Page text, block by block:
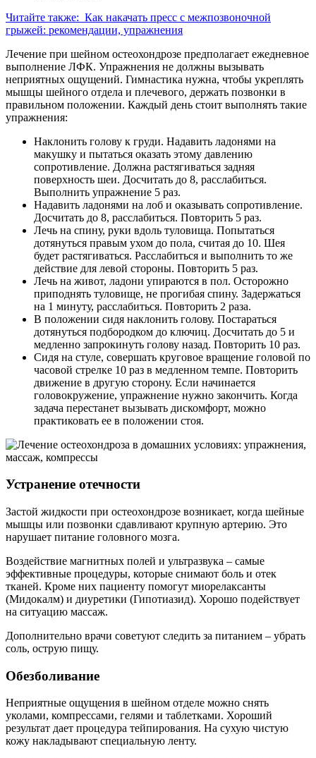
Читайте также: Как накачать пресс с межпозвоночной
грыжей: рекомендации, упражнения
Лечение при шейном остеохондрозе предполагает ежедневное
выполнение ЛФК. Упражнения не должны вызывать
неприятных ощущений. Гимнастика нужна, чтобы укреплять
мышцы шейного отдела и плечевого, держать позвонки в
правильном положении. Каждый день стоит выполнять такие
упражнения:
Наклонить голову к груди. Надавить ладонями на
макушку и пытаться оказать этому давлению
сопротивление. Должна растягиваться задняя
поверхность шеи. Досчитать до 8, расслабиться.
Выполнить упражнение 5 раз.
Надавить ладонями на лоб и оказывать сопротивление.
Досчитать до 8, расслабиться. Повторить 5 раз.
Лечь на спину, руки вдоль туловища. Попытаться
дотянуться правым ухом до пола, считая до 10. Шея
будет растягиваться. Расслабиться и выполнить то же
действие для левой стороны. Повторить 5 раз.
Лечь на живот, ладони упираются в пол. Осторожно
приподнять туловище, не прогибая спину. Задержаться
на 1 минуту, расслабиться. Повторить 2 раза.
В положении сидя наклонить голову. Постараться
дотянуться подбородком до ключиц. Досчитать до 5 и
медленно запрокинуть голову назад. Повторить 10 раз.
Сидя на стуле, совершать круговое вращение головой по
часовой стрелке 10 раз в медленном темпе. Повторить
движение в другую сторону. Если начинается
головокружение, упражнение нужно закончить. Когда
задача перестанет вызывать дискомфорт, можно
практиковать ее в положении стоя.
Устранение отечности
Застой жидкости при остеохондрозе возникает, когда шейные
мышцы или позвонки сдавливают крупную артерию. Это
нарушает питание головного мозга.
Воздействие магнитных полей и ультразвука – самые
эффективные процедуры, которые снимают боль и отек
тканей. Кроме них пациенту помогут миорелаксанты
(Мидокалм) и диуретики (Гипотиазид). Хорошо подействует
на ситуацию массаж.
Дополнительно врачи советуют следить за питанием – убрать
соль, острую пищу.
Обезболивание
Неприятные ощущения в шейном отделе можно снять
уколами, компрессами, гелями и таблетками. Хороший
результат дает процедура тейпирования. На сухую чистую
кожу накладывают специальную ленту.